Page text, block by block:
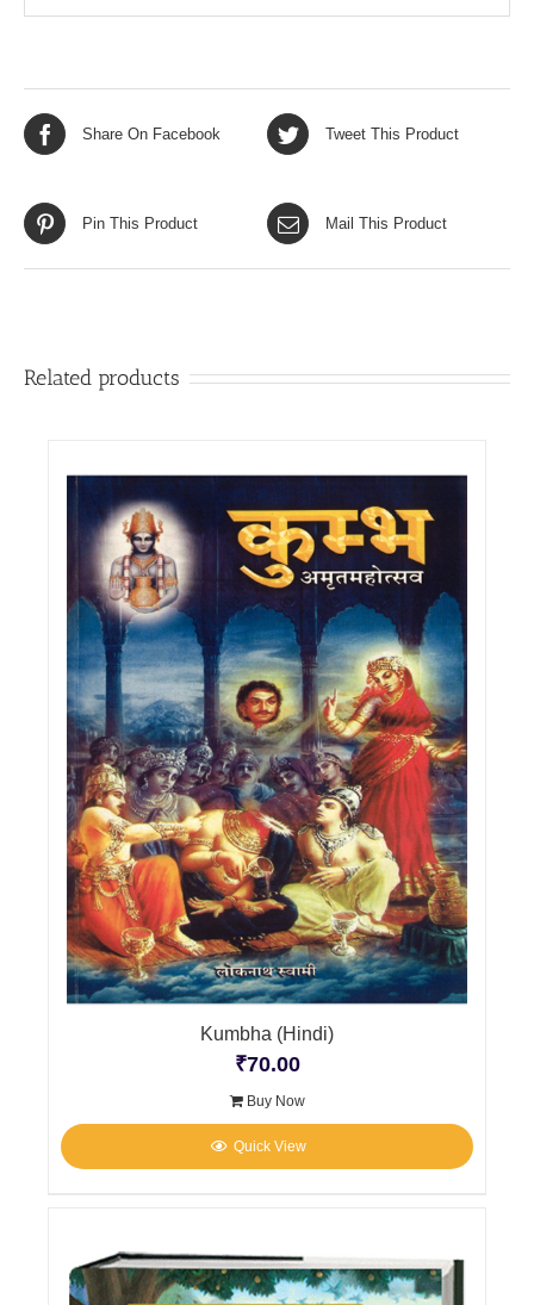
Share On Facebook Tweet This Product
Pin This Product Mail This Product
Related products
Kumbha (Hindi)
₹70.00
Buy Now
Quick View